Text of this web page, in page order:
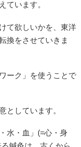
ています。
て欲しいかを、東洋
換をさせていきま
ーク」を使うことで
としています。
水・血」(=心・身